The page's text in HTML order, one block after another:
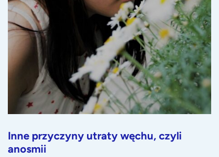
Inne przyczyny utraty węchu, czyli
anosmii